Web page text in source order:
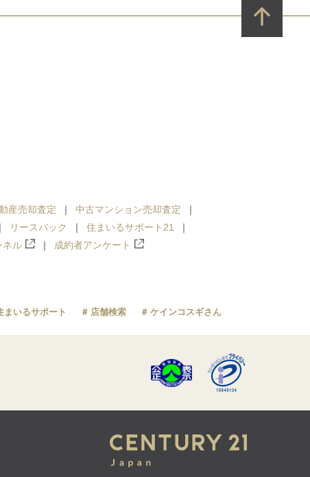
産売却査定
中古マンション売却査定
リースバック
住まいるサポート21
ネル 成約者アンケート
まいるサポート 店舗検索 ケインコスギさん